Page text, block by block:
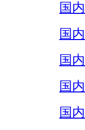
国
国
国
国
国